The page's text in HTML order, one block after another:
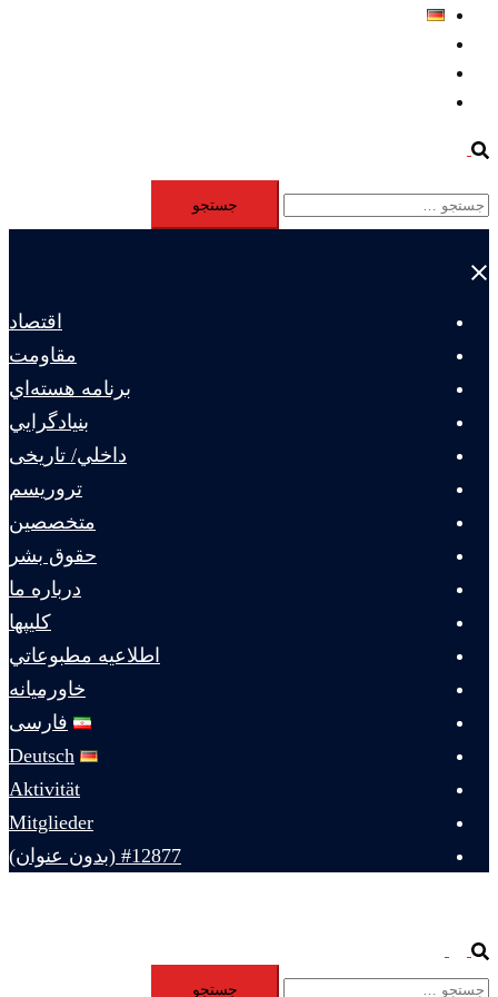
Search
جستجو
برای:
Close
اقتصاد
مقاومت
برنامه هسته‌اي
بنيادگرايي
داخلي/ تاریخی
تروريسم
متخصصين
حقوق بشر
درباره ما
كليپها
اطلاعيه مطبوعاتي
خاورميانه
فارسی
Deutsch
Aktivität
Mitglieder
#12877 (بدون عنوان)
Search
menuجستجو